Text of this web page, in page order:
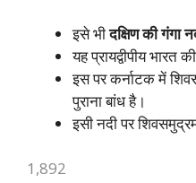
इसे भीदक्षिण की गंगा
यह प्रायद्वीपीय भारत
इस पर कर्नाटक में
पुराना बांध है।
इसी नदी पर
1,892